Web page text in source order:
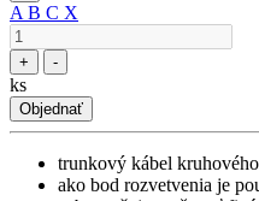
A B C X
+ -
ks
Objednať
trunkový kábel
ako bod rozvetvenia je